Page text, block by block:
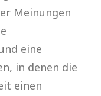
Meinungen
eine
in denen die
einen